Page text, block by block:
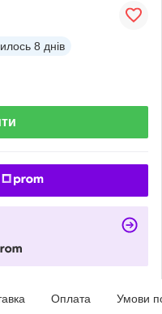
8 днів
Оплата Умови